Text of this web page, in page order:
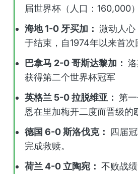
届世界杯（人口：160,000）
海地 1-0 牙买加： 激动人
于结束，自1974年以来首次
巴拿马 2-0 哥斯达黎加：
获得第二个世界杯冠军
英格兰 5-0 拉脱维亚： 第
恩在里加梅开二度而晋级的
德国 6-0 斯洛伐克： 四届
完成救赎。
荷兰 4-0 立陶宛： 不败战